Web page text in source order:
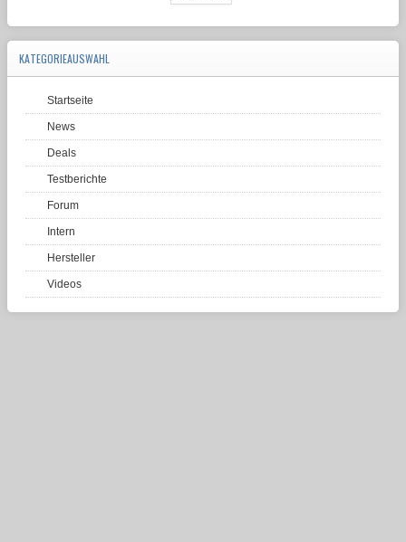
KATEGORIEAUSWAHL
Startseite
News
Deals
Testberichte
Forum
Intern
Hersteller
Videos